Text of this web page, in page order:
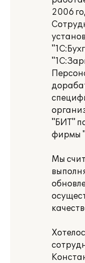
2006
"БИТ"
фирмы
Мы